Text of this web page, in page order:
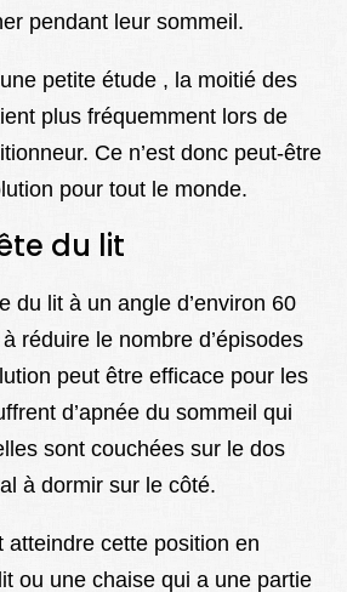
pendant leur sommeil.
petite étude , la moitié des
plus fréquemment lors de
Ce n’est donc peut-être
pour tout le monde.
du lit
du lit à un angle d’environ 60
réduire le nombre d’épisodes
peut être efficace pour les
d’apnée du sommeil qui
sont couchées sur le dos
à dormir sur le côté.
atteindre cette position en
ou une chaise qui a une partie